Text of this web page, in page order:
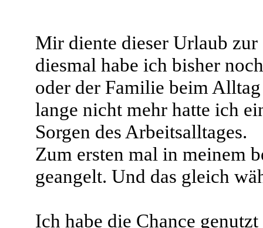
Mir diente dieser Urlaub
diesmal habe ich bisher
oder der Familie beim
lange nicht mehr hatte ich
Sorgen des Arbeitsalltages.
Zum ersten mal in meinem
geangelt. Und das gleich
Ich habe die Chance